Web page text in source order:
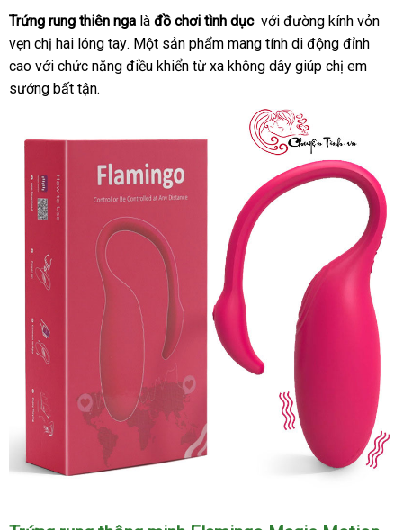
Trứng rung thiên nga là đồ chơi tình dục khách
hàng
với đường kính vỏn
vẹn chị hai lóng tayto
. Một sản phẩm mang tính di động đỉnh
cao chợ
với chức năng điều khiển từ xa không dây giúp chị em
sướng bất tận.